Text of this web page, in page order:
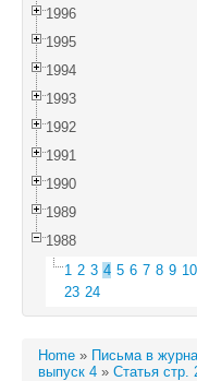
1996
1995
1994
1993
1992
1991
1990
1989
1988
1 2 3 4 5 6 7 8 9 10
23 24
Home » Письма в
выпуск 4 » Статья стр.